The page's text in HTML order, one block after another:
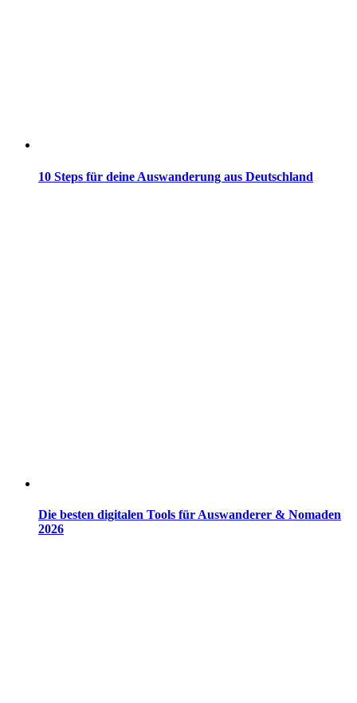
10 Steps für deine Auswanderung aus Deutschland
Die besten digitalen Tools für Auswanderer & Nomaden
2026